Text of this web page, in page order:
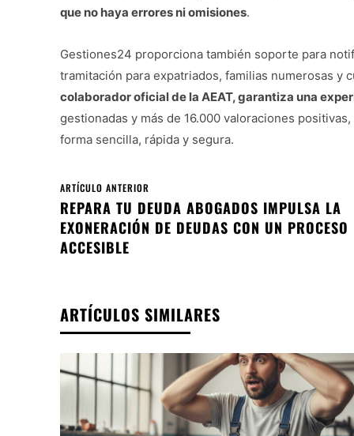
que no haya errores ni omisiones.
Gestiones24 proporciona también soporte para
tramitación para expatriados, familias numerosas y
colaborador oficial de la AEAT, garantiza una
gestionadas y más de 16.000 valoraciones
forma sencilla, rápida y segura.
ARTÍCULO ANTERIOR
REPARA TU DEUDA ABOGADOS IMPULSA LA
EXONERACIÓN DE DEUDAS CON UN PROCESO
ACCESIBLE
ARTÍCULOS SIMILARES